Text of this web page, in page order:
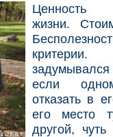
Ценность
жизни.
если
отказать в
его место
другой,